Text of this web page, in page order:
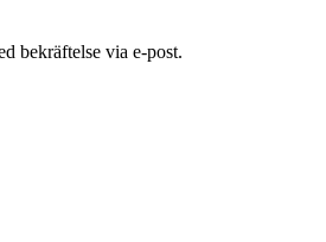
bekräftelse via e-post.